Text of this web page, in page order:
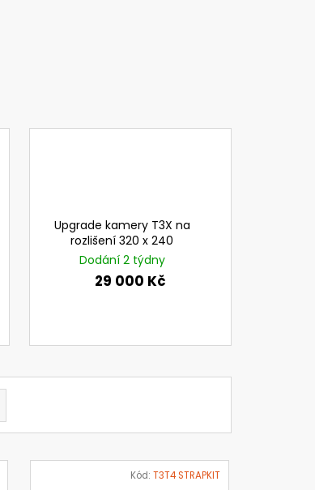
Upgrade kamery T3X na
rozlišení 320 x 240
Dodání 2 týdny
29 000 Kč
Kód: T3T4 STRAPKIT